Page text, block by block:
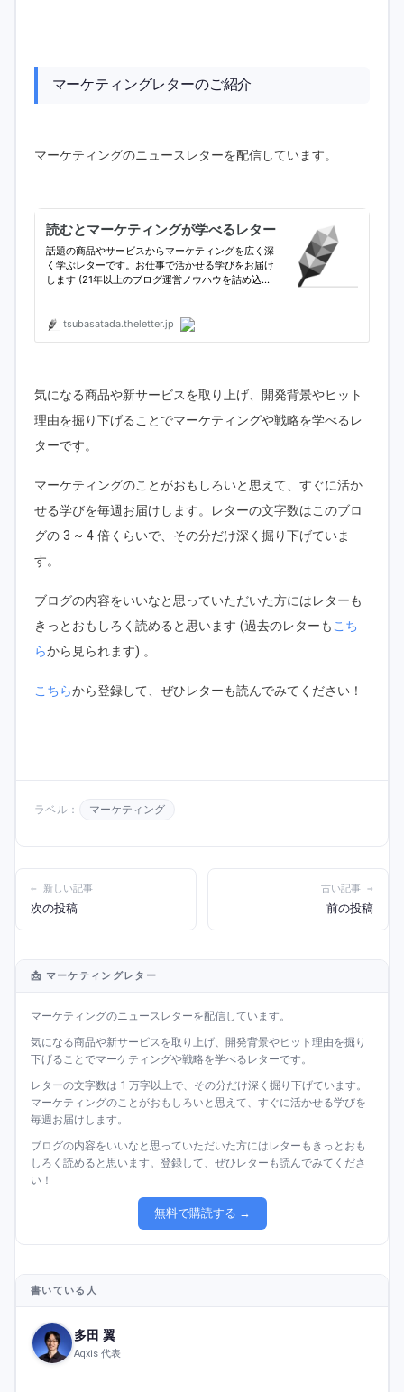
マーケティングレターのご紹介
マーケティングのニュースレターを配信しています。
気になる商品や新サービスを取り上げ、開発背景やヒット
理由を掘り下げることでマーケティングや戦略を学べるレ
ターです。
マーケティングのことがおもしろいと思えて、すぐに活か
せる学びを毎週お届けします。レターの文字数はこのブロ
グの 3 ~ 4 倍くらいで、その分だけ深く掘り下げていま
す。
ブログの内容をいいなと思っていただいた方にはレターも
きっとおもしろく読めると思います (過去のレターもこち
らから見られます) 。
こちらから登録して、ぜひレターも読んでみてください！
ラベル： マーケティング
← 新しい記事
次の投稿
古い記事 →
前の投稿
📩 マーケティングレター
マーケティングのニュースレターを配信しています。
気になる商品や新サービスを取り上げ、開発背景やヒット理由を掘り
下げることでマーケティングや戦略を学べるレターです。
レターの文字数は 1 万字以上で、その分だけ深く掘り下げています。
マーケティングのことがおもしろいと思えて、すぐに活かせる学びを
毎週お届けします。
ブログの内容をいいなと思っていただいた方にはレターもきっとおも
しろく読めると思います。登録して、ぜひレターも読んでみてくださ
い！
無料で購読する →
書いている人
多田 翼
Aqxis 代表